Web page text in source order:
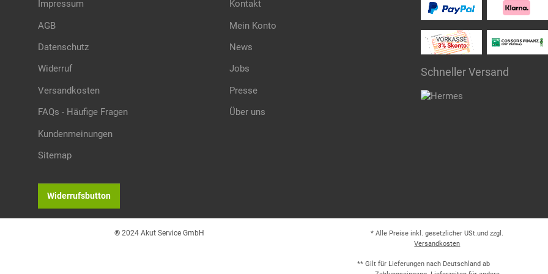
Impressum
AGB
Datenschutz
Widerruf
Versandkosten
FAQs - Häufige Fragen
Kundenmeinungen
Sitemap
Kontakt
Mein Konto
News
Jobs
Presse
Über uns
Schneller Versand
Widerrufsbutton
® 2024 Akut Service GmbH
* Alle Preise inkl. gesetzlicher USt.und zzgl.
Versandkosten
** Gilt für Lieferungen nach Deutschland ab